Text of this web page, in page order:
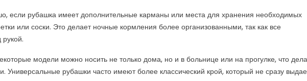
если рубашка имеет дополнительные карманы или места для хранения необходимых
или соски. Это делает ночные кормления более организованными, так как все
модели можно носить не только дома, но и в больнице или на прогулке, что
Универсальные рубашки часто имеют более классический крой, который не сразу